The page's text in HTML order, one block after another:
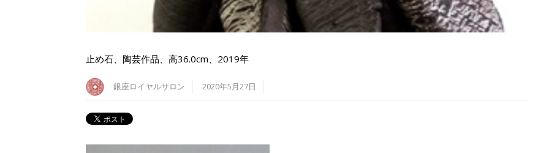
止め石、陶芸作品、高36.0cm、2019年
銀座ロイヤルサロン 2020年5月27日